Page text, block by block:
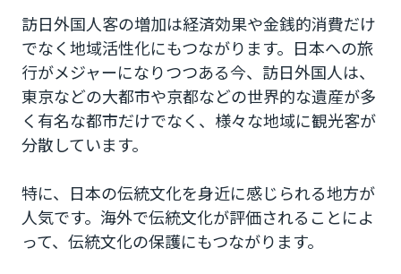
訪日外国人客の増加は経済効果や金銭的消費だけ
でなく地域活性化にもつながります。日本への旅
行がメジャーになりつつある今、訪日外国人は、
東京などの大都市や京都などの世界的な遺産が多
く有名な都市だけでなく、様々な地域に観光客が
分散しています。
特に、日本の伝統文化を身近に感じられる地方が
人気です。海外で伝統文化が評価されることによ
って、伝統文化の保護にもつながります。